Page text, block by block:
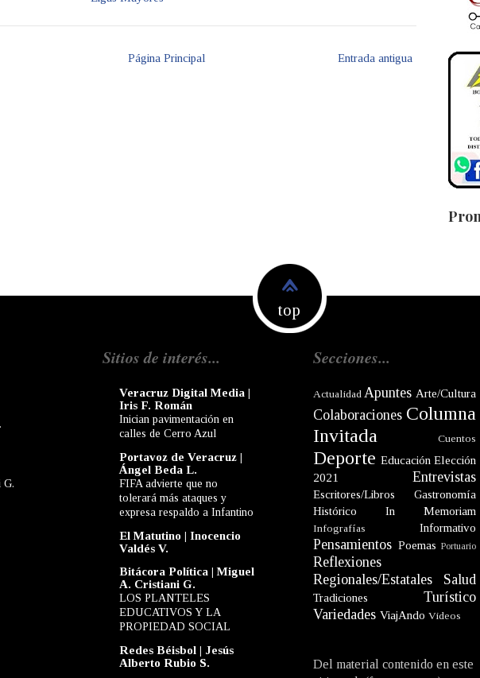
Entrada antigua
Página Principal
top
Sitios de interés...
Veracruz Digital Media |
Iris F. Román
Inician pavimentación en
calles de Cerro Azul
Portavoz de Veracruz |
Ángel Beda L.
FIFA advierte que no
tolerará más ataques y
expresa respaldo a Infantino
El Matutino | Inocencio
Valdés V.
Bitácora Política | Miguel
A. Cristiani G.
LOS PLANTELES
EDUCATIVOS Y LA
PROPIEDAD SOCIAL
Redes Béisbol | Jesús
Alberto Rubio S.
Secciones...
Actualidad Apuntes Arte/Cultura
Colaboraciones Columna
Invitada
Cuentos
Deporte Educación Elección
2021
Entrevistas
Escritores/Libros
Gastronomía
Histórico
In Memoriam
Infografías Informativo
Pensamientos Poemas Portuario
Reflexiones
Regionales/Estatales
Salud
Tradiciones
Turístico
Variedades ViajAndo Videos
Del material contenido en este